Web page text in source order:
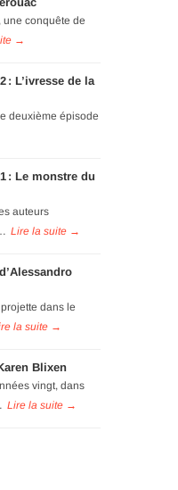
une conquête de
: L’ivresse de la
deuxième épisode
: Le monstre du
auteurs
dans le
Blixen
vingt, dans